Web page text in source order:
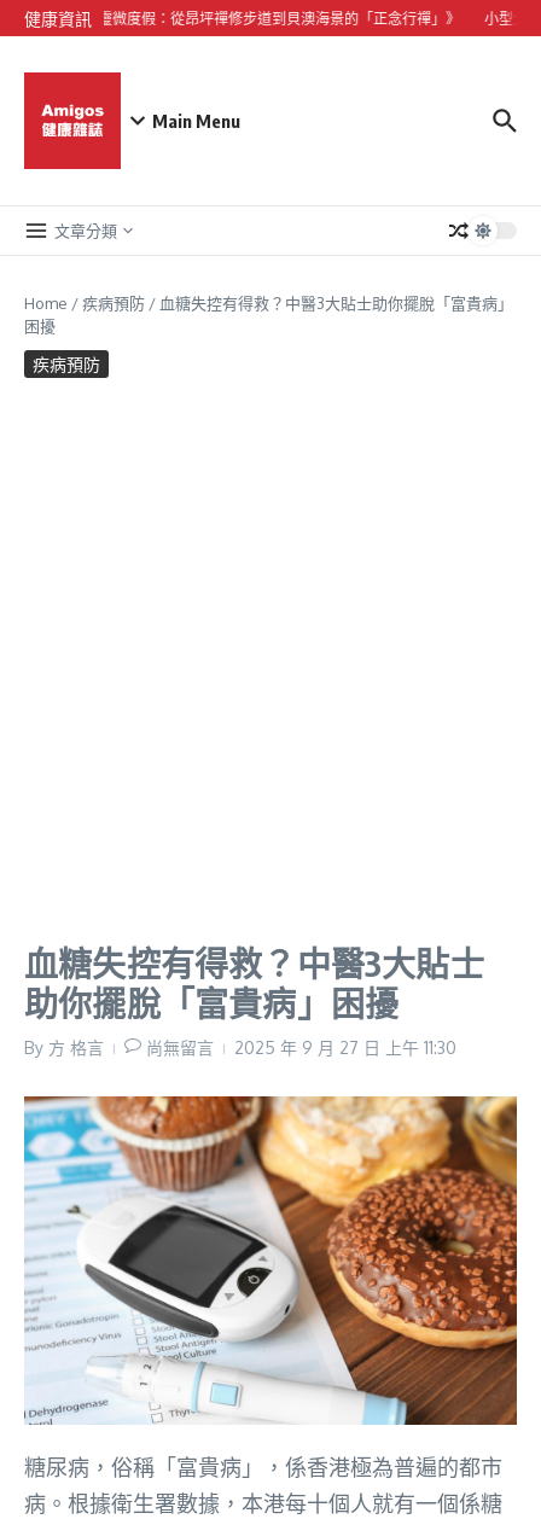
Skip to content
健康資訊
《大嶼山心靈微度假：從昂坪禪修步道到貝澳海景的「正念行禪」》 小型犬心
Main Menu
文章分類
Home /疾病預防 / 血糖失控有得救？中醫3大貼士助你擺脫「富貴病」
困擾
疾病預防
血糖失控有得救？中醫3大貼士
助你擺脫「富貴病」困擾
By 方 格言 尚無留言 2025 年 9 月 27 日 上午 11:30
糖尿病，俗稱「富貴病」，係香港極為普遍的都市
病。根據衛生署數據，本港每十個人就有一個係糖